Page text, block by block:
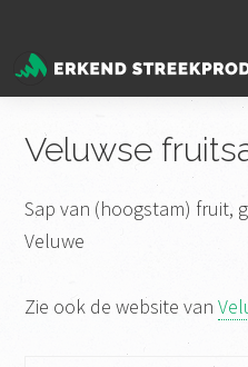
naar
de
naar
de
inhoud
naar
de
Erkend
het
enige
onafhankelijke
landelijke
keurmerk
streekproducten
Veluwse
Sap van (hoogstam) fruit,
Veluwe
Zie ook de website van